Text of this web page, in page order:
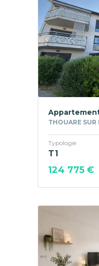
Appartement
THOUARE
Typologie
T1
124 775 €